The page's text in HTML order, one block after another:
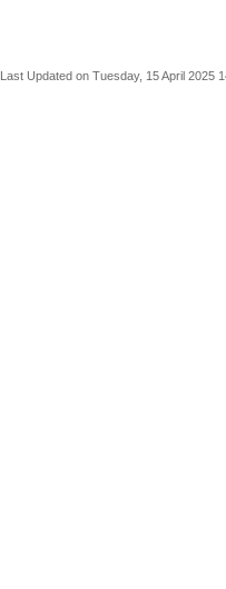
Last Updated on Tuesday, 15 April 2025